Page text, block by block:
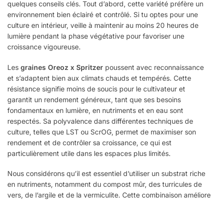
quelques conseils clés. Tout d’abord, cette variété préfère un
environnement bien éclairé et contrôlé. Si tu optes pour une
culture en intérieur, veille à maintenir au moins 20 heures de
lumière pendant la phase végétative pour favoriser une
croissance vigoureuse.
Les graines Oreoz x Spritzer poussent avec reconnaissance
et s’adaptent bien aux climats chauds et tempérés. Cette
résistance signifie moins de soucis pour le cultivateur et
garantit un rendement généreux, tant que ses besoins
fondamentaux en lumière, en nutriments et en eau sont
respectés. Sa polyvalence dans différentes techniques de
culture, telles que LST ou ScrOG, permet de maximiser son
rendement et de contrôler sa croissance, ce qui est
particulièrement utile dans les espaces plus limités.
Nous considérons qu’il est essentiel d’utiliser un substrat riche
en nutriments, notamment du compost mûr, des turricules de
vers, de l’argile et de la vermiculite. Cette combinaison améliore